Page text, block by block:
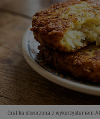
Grafika stworzona z wykorzystaniem AI